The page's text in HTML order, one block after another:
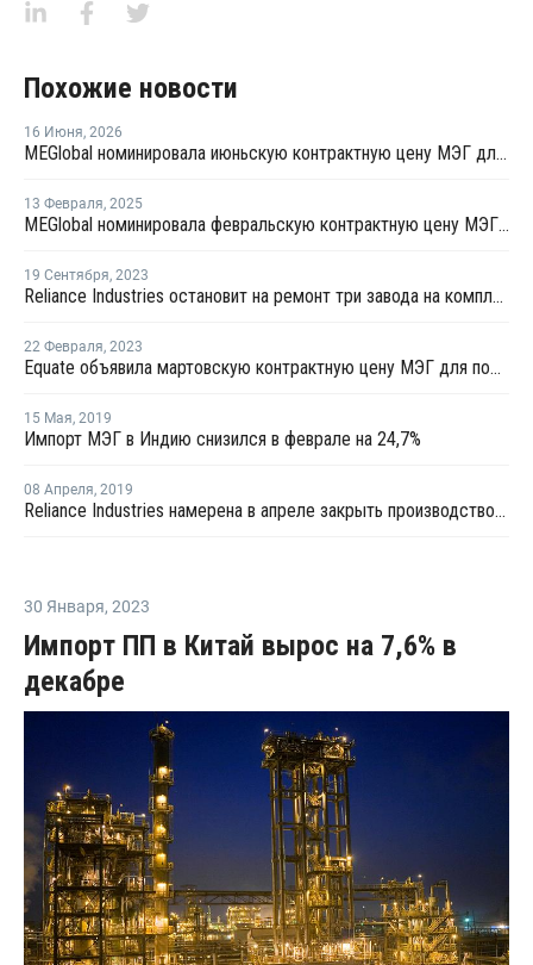
Похожие новости
16 Июня, 2026
MEGlobal номинировала июньскую контрактную цену МЭГ для Азии
13 Февраля, 2025
MEGlobal номинировала февральскую контрактную цену МЭГ для Азии
19 Сентября, 2023
Reliance Industries остановит на ремонт три завода на комплекса Джамнагар
22 Февраля, 2023
Equate объявила мартовскую контрактную цену МЭГ для поставок в Индию
15 Мая, 2019
Импорт МЭГ в Индию снизился в феврале на 24,7%
08 Апреля, 2019
Reliance Industries намерена в апреле закрыть производство МЭГ в Дахеи
30 Января, 2023
Импорт ПП в Китай вырос на 7,6% в
декабре